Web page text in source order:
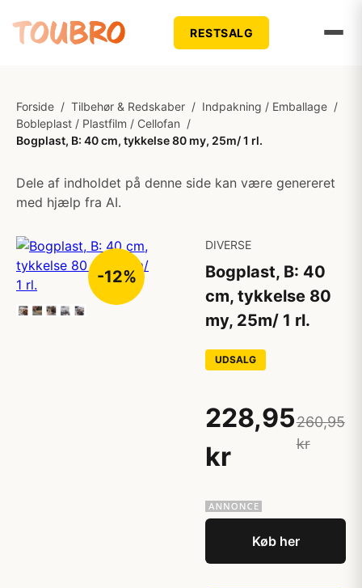
RESTSALG
Forside / Tilbehør & Redskaber / Indpakning / Emballage /
Bobleplast / Plastfilm / Cellofan /
Bogplast, B: 40 cm, tykkelse 80 my, 25m/ 1 rl.
Dele af indholdet på denne side kan være genereret
med hjælp fra AI.
-12%
DIVERSE
Bogplast, B: 40
cm, tykkelse 80
my, 25m/ 1 rl.
UDSALG
228,95
kr
260,95
kr
Køb her